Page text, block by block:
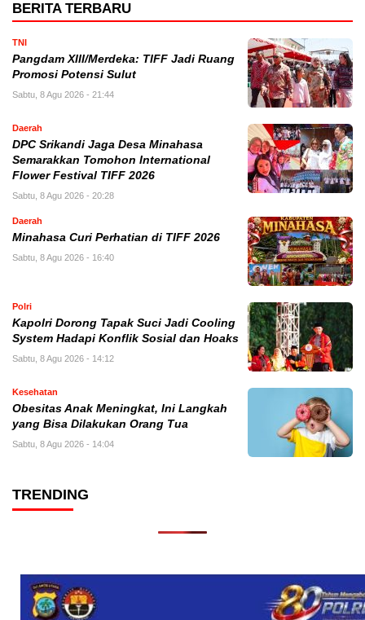
BERITA TERBARU
TNI
Pangdam XIII/Merdeka: TIFF Jadi Ruang
Promosi Potensi Sulut
Sabtu, 8 Agu 2026 - 21:44
Daerah
DPC Srikandi Jaga Desa Minahasa
Semarakkan Tomohon International
Flower Festival TIFF 2026
Sabtu, 8 Agu 2026 - 20:28
Daerah
Minahasa Curi Perhatian di TIFF 2026
Sabtu, 8 Agu 2026 - 16:40
Polri
Kapolri Dorong Tapak Suci Jadi Cooling
System Hadapi Konflik Sosial dan Hoaks
Sabtu, 8 Agu 2026 - 14:12
Kesehatan
Obesitas Anak Meningkat, Ini Langkah
yang Bisa Dilakukan Orang Tua
Sabtu, 8 Agu 2026 - 14:04
TRENDING